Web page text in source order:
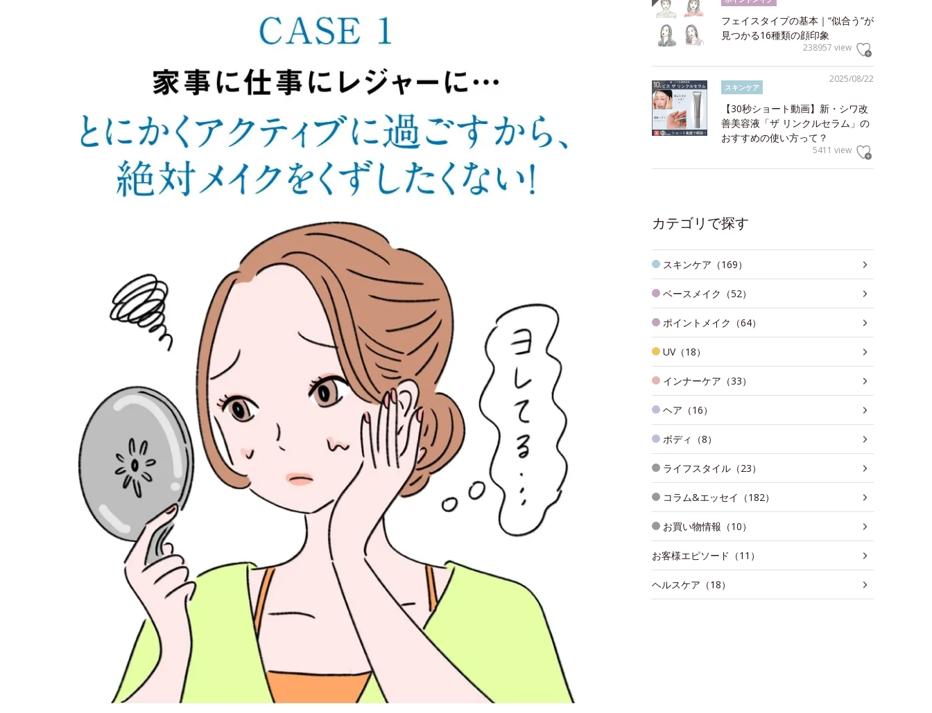
フェイスタイプの基本｜“似合う”が
見つかる16種類の顔印象
238957 view
2025/08/22
スキンケア
【30秒ショート動画】新・シワ改
善美容液「ザ リンクルセラム」の
おすすめの使い方って？
5411 view
カテゴリで探す
スキンケア（169）
ベースメイク（52）
ポイントメイク（64）
UV（18）
インナーケア（33）
ヘア（16）
ボディ（8）
ライフスタイル（23）
コラム&エッセイ（182）
お買い物情報（10）
お客様エピソード（11）
ヘルスケア（18）